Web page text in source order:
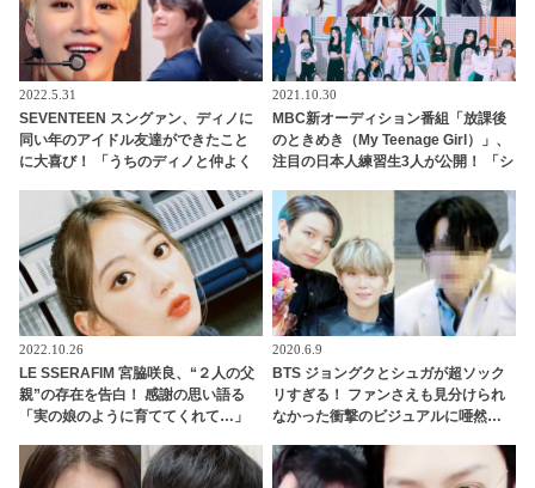
2022.5.31
SEVENTEEN スングァン、ディノに
同い年のアイドル友達ができたこと
に大喜び！ 「うちのディノと仲よく
て動画を再生しまくり！ ディノの友
達とはいったいダレ？
2021.10.30
MBC新オーディション番組「放課後
のときめき（My Teenage Girl）」、
注目の日本人練習生3人が公開！ 「シ
2022.10.26
LE SSERAFIM 宮脇咲良、“２人の父
親”の存在を告白！ 感謝の思い語る
「実の娘のように育ててくれて…」
ティブな話題にも臆せず堂々とした
姿を見せる彼女に称賛の声
2020.6.9
BTS ジョングクとシュガが超ソック
リすぎる！ ファンさえも見分けられ
なかった衝撃のビジュアルに唖然…
た… ファンが一瞬でパニックになっ
たその驚きのワンシーンとは